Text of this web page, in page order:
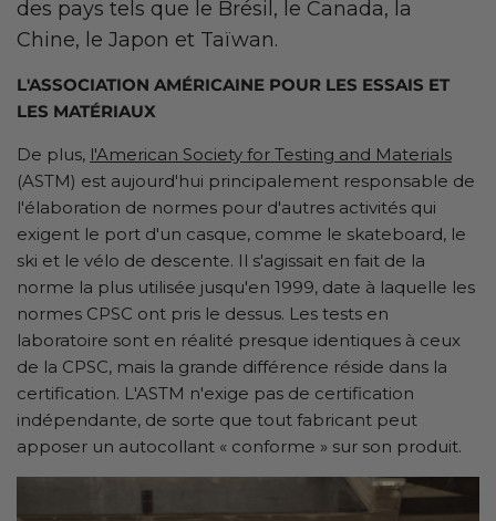
des pays tels que le Brésil, le Canada, la
Chine, le Japon et Taïwan.
L'ASSOCIATION AMÉRICAINE POUR LES ESSAIS ET
LES MATÉRIAUX
De plus, l'American Society for Testing and Materials
(ASTM) est aujourd'hui principalement responsable de
l'élaboration de normes pour d'autres activités qui
exigent le port d'un casque, comme le skateboard, le
ski et le vélo de descente. Il s'agissait en fait de la
norme la plus utilisée jusqu'en 1999, date à laquelle les
normes CPSC ont pris le dessus. Les tests en
laboratoire sont en réalité presque identiques à ceux
de la CPSC, mais la grande différence réside dans la
certification. L'ASTM n'exige pas de certification
indépendante, de sorte que tout fabricant peut
apposer un autocollant « conforme » sur son produit.